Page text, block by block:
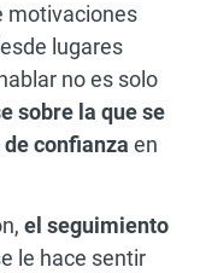
motivaciones
lugares
no es solo
sobre la que se
confianza en
el seguimiento
le hace sentir